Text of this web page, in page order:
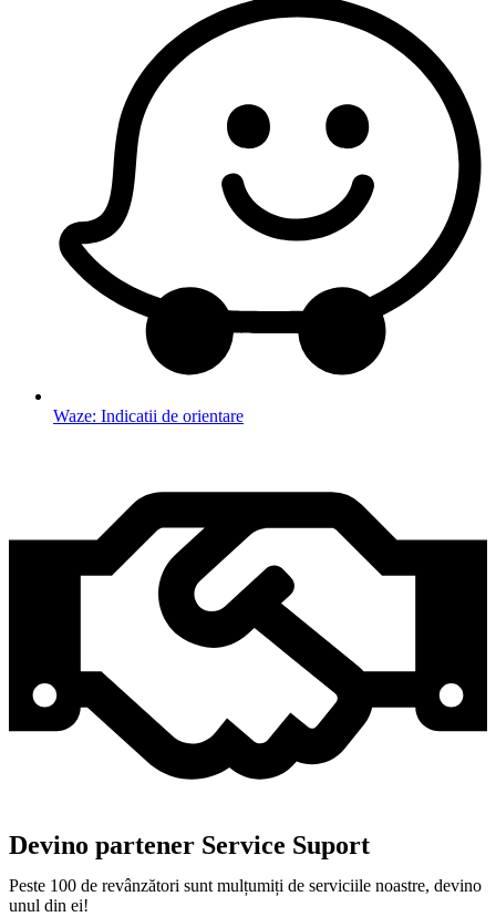
Waze: Indicatii de orientare
Devino partener Service Suport
Peste 100 de revânzători sunt mulțumiți de serviciile noastre, devino
unul din ei!